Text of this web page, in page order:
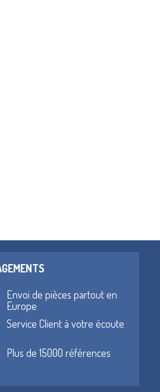
Envoi de pièces partout en
Europe
Service Client à votre écoute
Plus de 15000 références